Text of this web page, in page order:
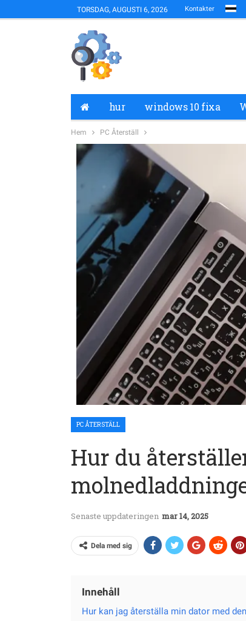
TORSDAG, AUGUSTI 6, 2026 Kontakter
hur windows 10 fixa
Hem PC Återställ
PC ÅTERSTÄLL
Hur du
Senaste uppdateringen mar 14, 2025
Dela med sig
Innehåll
Hur kan jag återställa min dator med